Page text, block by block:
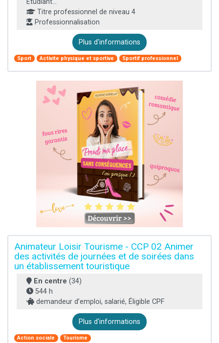
Étudiant...
Titre professionnel de niveau 4
Professionnalisation
Plus d'informations
Sport Activite physique et sportive Sportif professionnel
Animateur Loisir Tourisme - CCP 02 Animer
des activités de journées et de soirées dans
un établissement touristique
En centre (34)
544 h
demandeur d’emploi, salarié, Éligible CPF
Plus d'informations
Action sociale Tourisme